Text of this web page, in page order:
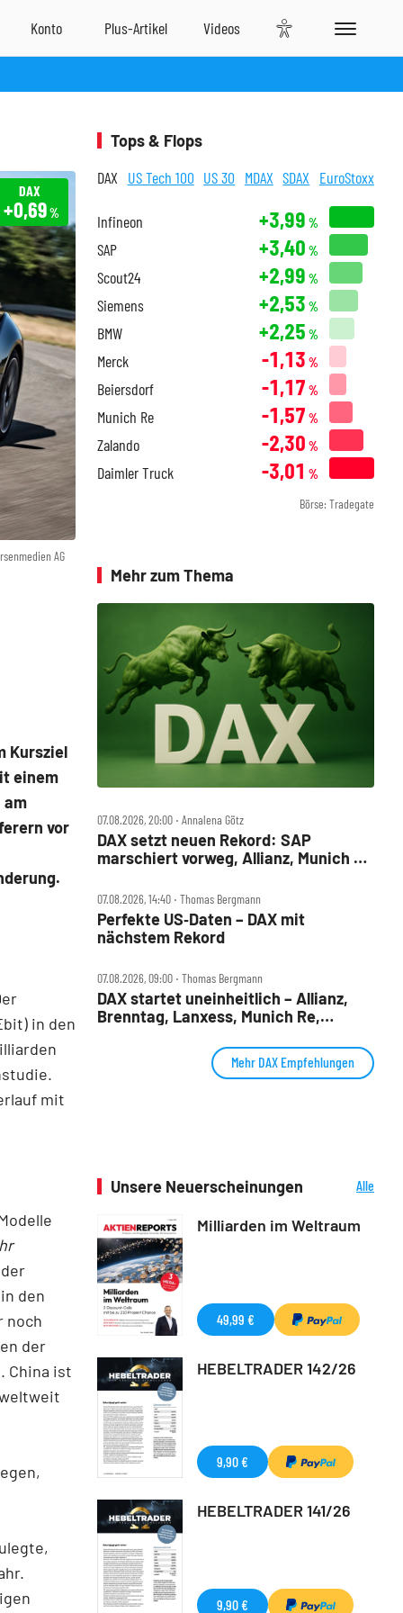
AG
DAX
+0,69%
Kursziel
einem
am
vor
in den
mit
den
noch
der
China ist
Tops & Flops
DAX US Tech 100 US 30 MDAX SDAX EuroStoxx
Infineon +3,99 %
SAP +3,40 %
Scout24 +2,99 %
Siemens +2,53 %
BMW +2,25 %
Merck -1,13 %
Beiersdorf -1,17 %
Munich Re -1,57 %
Zalando -2,30 %
Daimler Truck -3,01 %
Börse: Tradegate
Mehr zum Thema
07.08.2026, 20:00 ‧ Annalena Götz
DAX setzt neuen Rekord: SAP
marschiert vorweg, Allianz, Munich Re
07.08.2026, 14:40 ‧ Thomas Bergmann
Perfekte US‑Daten – DAX mit
nächstem Rekord
07.08.2026, 09:00 ‧ Thomas Bergmann
DAX startet uneinheitlich – Allianz,
Brenntag, Lanxess, Munich Re,
Mehr DAX Empfehlungen
Unsere Neuerscheinungen
Alle
Milliarden im Weltraum
49,99 €
HEBELTRADER 142/26
9,90 €
HEBELTRADER 141/26
9,90 €